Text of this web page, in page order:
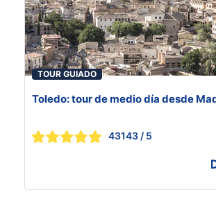
TOUR GUIADO
Toledo: tour de medio día desde
43143 / 5